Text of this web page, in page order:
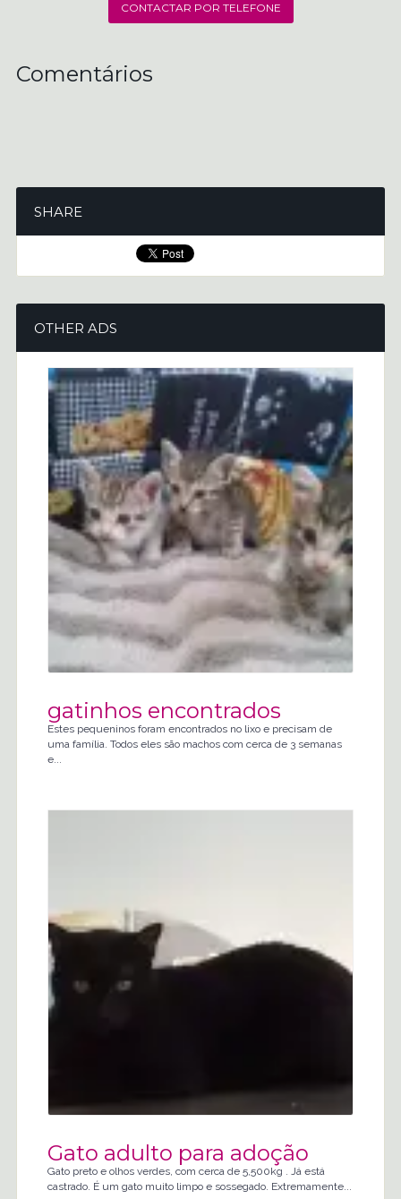
CONTACTAR POR TELEFONE
Comentários
SHARE
OTHER ADS
gatinhos encontrados
Estes pequeninos foram encontrados no lixo e precisam de
uma família. Todos eles são machos com cerca de 3 semanas
e...
Gato adulto para adoção
Gato preto e olhos verdes, com cerca de 5,500kg . Já está
castrado. É um gato muito limpo e sossegado. Extremamente...